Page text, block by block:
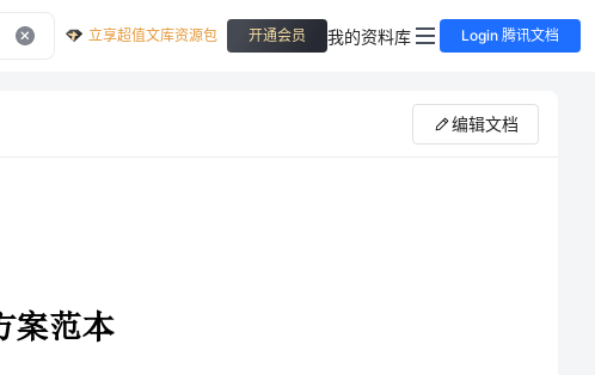
立享超值文库资源包 开通会员 我的资料库 Login 腾讯文档
编辑文档
体育课教学从增强体质出发，加强课堂对根本技能和根底知识的教